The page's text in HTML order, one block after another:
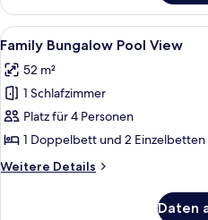
Bungalow
Garden
View
Alle
Fotos
für
Family
Bungalow
Pool
View
anzeigen
3
Family Bungalow Pool View
52 m²
1 Schlafzimmer
Platz für 4 Personen
1 Doppelbett und 2 Einzelbetten
Weitere Details
Weitere
Daten